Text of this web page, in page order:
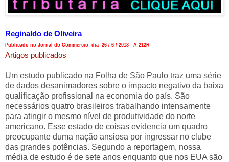
Reginaldo de Oliveira
Publicado no Jornal do Commercio dia 26 / 6 / 2018 - A 212R
Artigos publicados
Um estudo publicado na Folha de São Paulo traz uma série
de dados desanimadores sobre o impacto negativo da baixa
qualificação profissional na economia do país. São
necessários quatro brasileiros trabalhando intensamente
para atingir o mesmo nível de produtividade do norte
americano. Esse estado de coisas evidencia um quadro
preocupante duma nação ansiosa por ingressar no clube
das grandes potências. Segundo a reportagem, nossa
média de estudo é de sete anos enquanto que nos EUA são